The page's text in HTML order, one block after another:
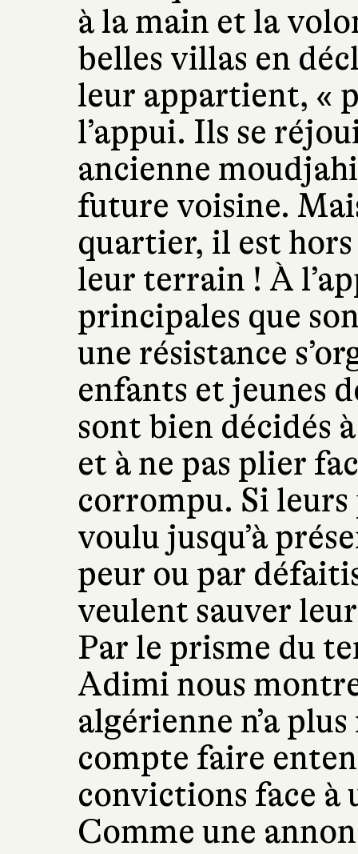
à la main et la
belles villas en
leur appartient, «
l’appui. Ils se
ancienne
future voisine.
quartier, il est
leur terrain ! À
principales que
une résistance
enfants et jeunes
sont bien décidés
et à ne pas plier
corrompu. Si leurs
voulu jusqu’à
peur ou par
veulent sauver
Par le prisme du
Adimi nous
algérienne n’a
compte faire
convictions face à
Comme une